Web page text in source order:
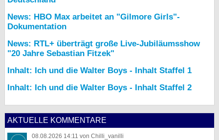
News: HBO Max arbeitet an "Gilmore Girls"-
Dokumentation
News: RTL+ überträgt große Live-Jubiläumsshow
"20 Jahre Sebastian Fitzek"
Inhalt: Ich und die Walter Boys - Inhalt Staffel 1
Inhalt: Ich und die Walter Boys - Inhalt Staffel 2
AKTUELLE KOMMENTARE
08.08.2026 14:11 von Chilli_vanilli